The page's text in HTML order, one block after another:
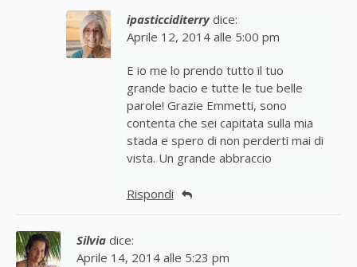
ipasticciditerry dice:
Aprile 12, 2014 alle 5:00 pm
E io me lo prendo tutto il tuo
grande bacio e tutte le tue belle
parole! Grazie Emmetti, sono
contenta che sei capitata sulla mia
stada e spero di non perderti mai di
vista. Un grande abbraccio
Rispondi
Silvia dice:
Aprile 14, 2014 alle 5:23 pm